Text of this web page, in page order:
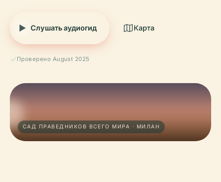
Слушать аудиогид Карта
Проверено August 2025
САД ПРАВЕДНИКОВ ВСЕГО МИРА · МИЛАН